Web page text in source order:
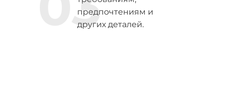
предпочтениям и
других деталей.